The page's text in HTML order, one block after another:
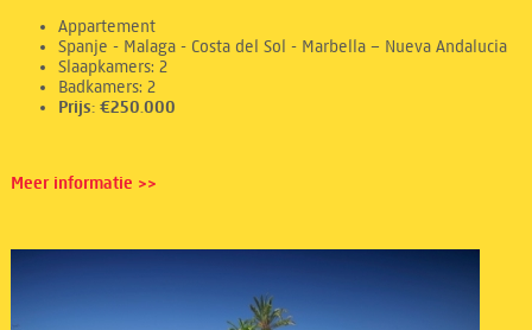
Appartement
Spanje - Malaga - Costa del Sol - Marbella – Nueva Andalucia
Slaapkamers: 2
Badkamers: 2
Prijs: €250.000
Meer informatie >>